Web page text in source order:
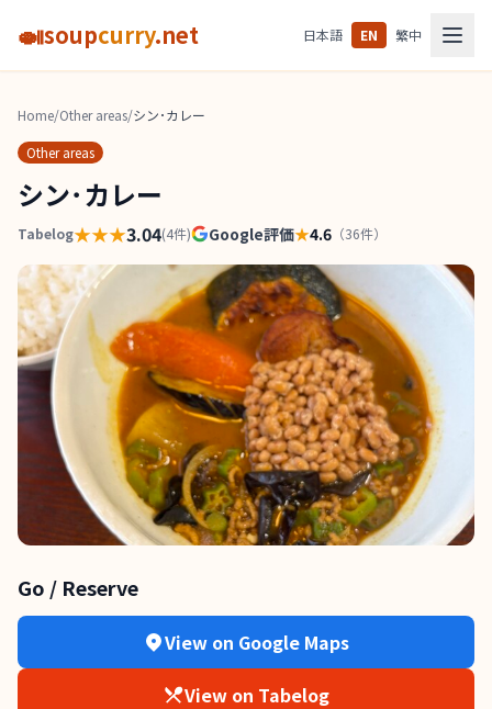
🍛soupcurry.net 日本語 EN 繁中
Home/Other areas/シン･カレー
Other areas
シン･カレー
Tabelog★★★3.04(4件) Google評価★4.6 （36件）
Go / Reserve
View on Google Maps
View on Tabelog